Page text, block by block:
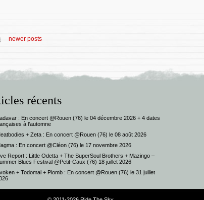
newer posts
récents
: En concert @Rouen (76) le 04 décembre 2026 + 4 dates
à l’automne
+ Zeta : En concert @Rouen (76) le 08 août 2026
: En concert @Cléon (76) le 17 novembre 2026
Report : Little Odetta + The SuperSoul Brothers + Mazingo –
Blues Festival @Petit-Caux (76) 18 juillet 2026
+ Todomal + Plomb : En concert @Rouen (76) le 31 juillet